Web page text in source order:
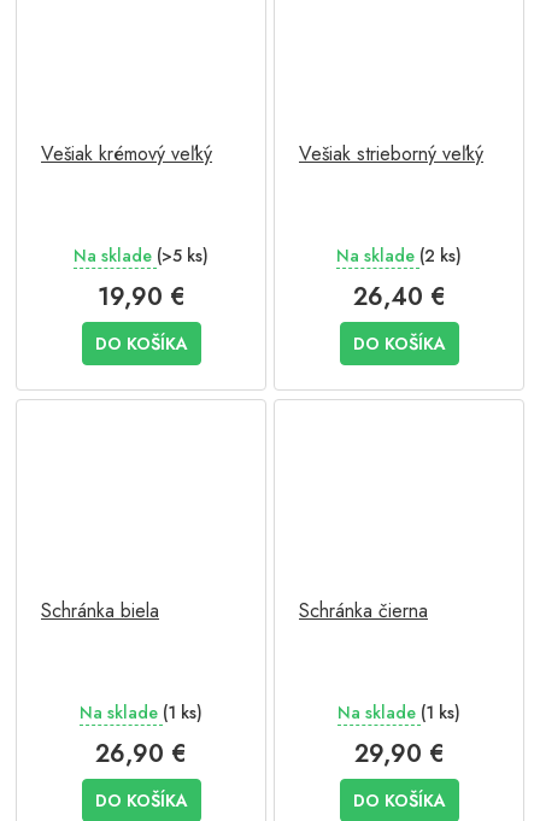
Vešiak krémový veľký
Na sklade (>5 ks)
19,90 €
DO KOŠÍKA
Vešiak strieborný veľký
Na sklade (2 ks)
26,40 €
DO KOŠÍKA
Schránka biela
Na sklade (1 ks)
26,90 €
DO KOŠÍKA
Schránka čierna
Na sklade (1 ks)
29,90 €
DO KOŠÍKA